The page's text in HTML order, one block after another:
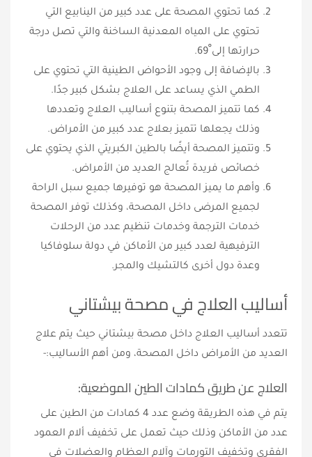
كما تحتوي المصحة على عدد كبير من الينابيع التي
تحتوي على المياه المعدنية الساخنة والتي تصل درجة
حرارتها إلى ْ69.
بالإضافة إلى وجود الأحواض الطينية التي تحتوي على
الطمي الذي يساعد على العلاج بشكل كبير جدًا.
كما تتميز المصحة بتنوع أساليب العلاج وتعددها
وذلك يجعلها تتميز بعلاج عدد كبير من الأمراض.
وتتميز المصحة أيضًا بالطين الكبريتي الذي يحتوي على
خصائص فريدة تُعالج العديد من الأمراض.
وأهم ما يميز المصحة هو توفيرها جميع سبل الراحة
لجميع المرضى داخل المصحة، وكذلك توفر المصحة
خدمات الترجمة وخدمات تنظيم عدد من الرحلات
الترفيهية لعدد كبير من الأماكن في دولة سلوفاكيا
وعدة دول أخرى كالتشيك والمجر.
أساليب العلاج في مصحة بيشتاني
تتعدد أساليب العلاج داخل مصحة بيشتاني حيث يتم علاج
العديد من الأمراض داخل المصحة، ومن أهم الأساليب:-
العلاج عن طريق كمادات الطين الموضعية:
يتم في هذه الطريقة وضع عدد 4 كمادات من الطين على
عدد من الأماكن وذلك حيث تعمل على تخفيف ألام العمود
الفقري وتخفيف التورمات وآلام العظام والعضلات في